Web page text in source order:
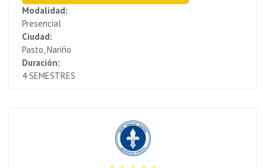
Modalidad:
Presencial
Ciudad:
Pasto, Nariño
Duración:
4 SEMESTRES